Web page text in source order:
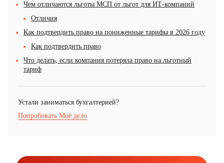
Чем отличаются льготы МСП от льгот для ИТ-компаний
Отличия
Как подтвердить право на пониженные тарифы в 2026 году
Как подтвердить право
Что делать, если компания потеряла право на льготный
тариф
Устали заниматься бухгалтерией?
Попробовать Моё дело